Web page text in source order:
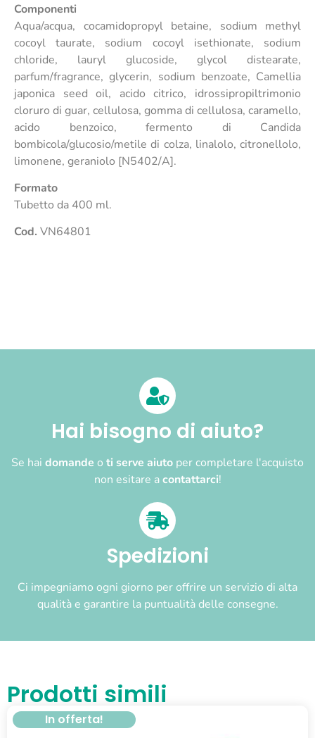
Componenti
Aqua/acqua, cocamidopropyl betaine, sodium methyl
cocoyl taurate, sodium cocoyl isethionate, sodium
chloride, lauryl glucoside, glycol distearate,
parfum/fragrance, glycerin, sodium benzoate, Camellia
japonica seed oil, acido citrico, idrossipropiltrimonio
cloruro di guar, cellulosa, gomma di cellulosa, caramello,
acido benzoico, fermento di Candida
bombicola/glucosio/metile di colza, linalolo, citronellolo,
limonene, geraniolo [N5402/A].
Formato
Tubetto da 400 ml.
Cod. VN64801
Hai bisogno di aiuto?
Se hai domande o ti serve aiuto per completare l'acquisto
non esitare acontattarci!
Spedizioni
Ci impegniamo ogni giorno per offrire un servizio di alta
qualità e garantire la puntualità delle consegne.
Prodotti simili
In offerta!